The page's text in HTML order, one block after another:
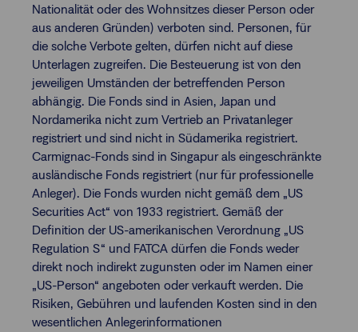
Nationalität oder des Wohnsitzes dieser Person oder
aus anderen Gründen) verboten sind. Personen, für
die solche Verbote gelten, dürfen nicht auf diese
Unterlagen zugreifen. Die Besteuerung ist von den
jeweiligen Umständen der betreffenden Person
abhängig. Die Fonds sind in Asien, Japan und
Nordamerika nicht zum Vertrieb an Privatanleger
registriert und sind nicht in Südamerika registriert.
Carmignac-Fonds sind in Singapur als eingeschränkte
ausländische Fonds registriert (nur für professionelle
Anleger). Die Fonds wurden nicht gemäß dem „US
Securities Act“ von 1933 registriert. Gemäß der
Definition der US-amerikanischen Verordnung „US
Regulation S“ und FATCA dürfen die Fonds weder
direkt noch indirekt zugunsten oder im Namen einer
„US-Person“ angeboten oder verkauft werden. Die
Risiken, Gebühren und laufenden Kosten sind in den
wesentlichen Anlegerinformationen